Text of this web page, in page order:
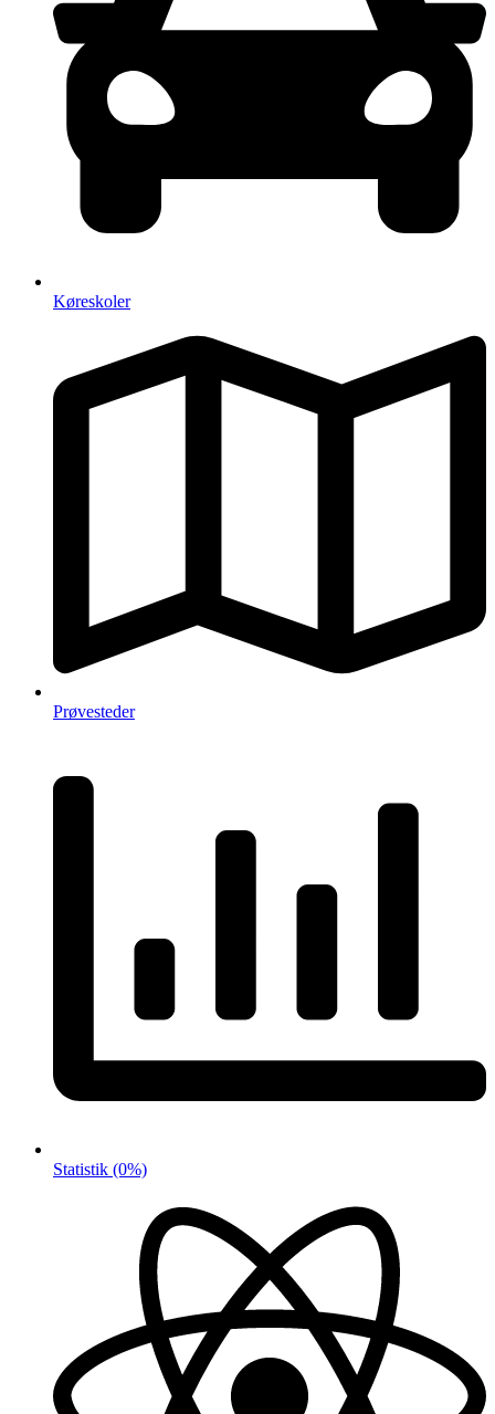
Køreskoler
Prøvesteder
Statistik (0%)